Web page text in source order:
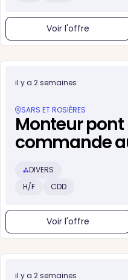
Voir l'offre
il y a 2 semaines
SARS ET ROSIÈRES
Monteur
commande
DIVERS
H/F
CDD
Voir l'offre
il y a 2 semaines